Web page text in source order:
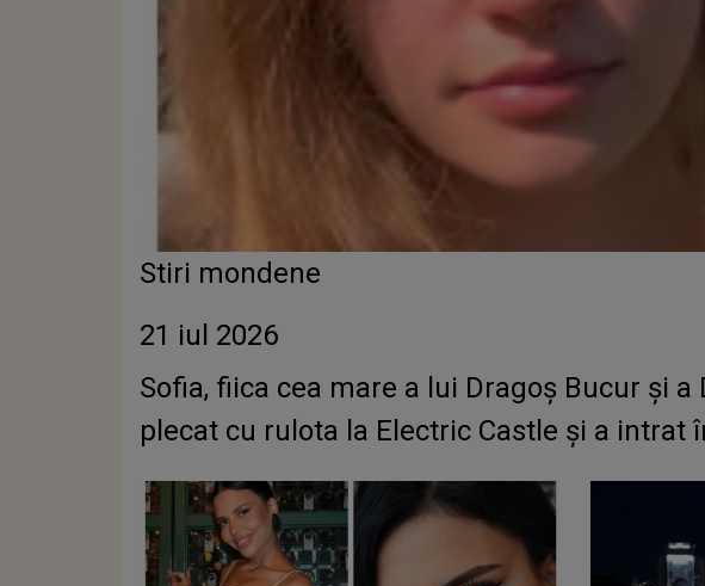
Stiri mondene
21 iul 2026
Sofia, fiica cea mare a lui Dragoș Bucur și
plecat cu rulota la Electric Castle și a intrat